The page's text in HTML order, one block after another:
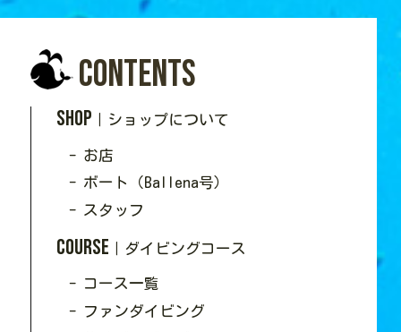
Contents
SHOP ｜ショップについて
- お店
- ボート（Ballena号）
- スタッフ
Course ｜ダイビングコース
- コース一覧
- ファンダイビング